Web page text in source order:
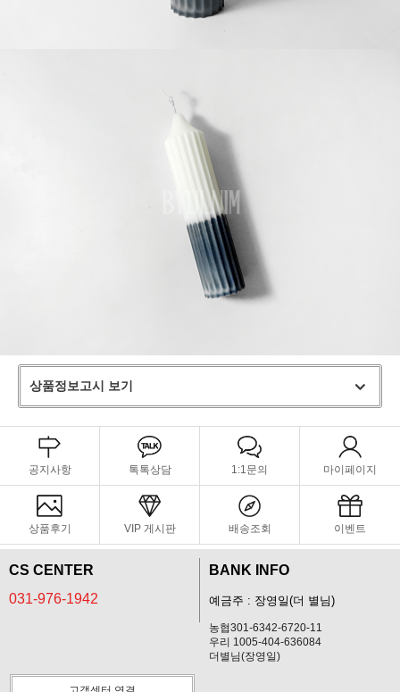
상품정보고시 보기
공지사항 톡톡상담 1:1문의 마이페이지
상품후기 VIP 게시판 배송조회 이벤트
CS CENTER
031-976-1942
BANK INFO
예금주 : 장영일(더 별님)
농협301-6342-6720-11
우리 1005-404-636084
더별님(장영일)